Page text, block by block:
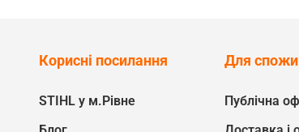
Корисні посилання
STIHL у м.Рівне
Для
Публічна